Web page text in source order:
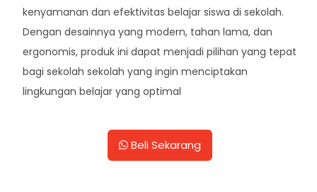
kenyamanan dan efektivitas belajar siswa di sekolah.
Dengan desainnya yang modern, tahan lama, dan
ergonomis, produk ini dapat menjadi pilihan yang tepat
bagi sekolah sekolah yang ingin menciptakan
lingkungan belajar yang optimal
Beli Sekarang